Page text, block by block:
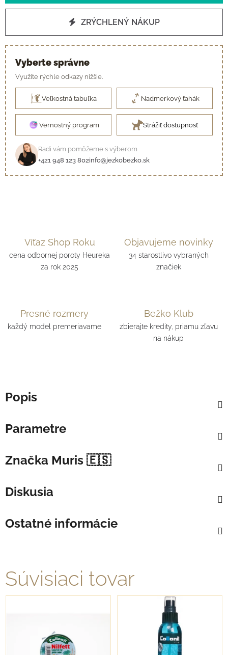
ZRÝCHLENÝ NÁKUP
Vyberte správne
Využite rýchle odkazy nižšie.
Veľkostná tabuľka Nadmerkový ťahák
Vernostný program Strážiť dostupnosť
Radi vám pomôžeme s výberom
+421 948 123 802info@jezkobezko.sk
Víťaz Shop Roku
cena odbornej poroty Heureka
za rok 2025
Objavujeme novinky
34 starostlivo vybraných
značiek
Presné rozmery
každý model premeriavame
Bežko Klub
zbierajte kredity, priamu zľavu
na nákup
Popis
Parametre
Značka Muris 🇪🇸
Diskusia
Ostatné informácie
Súvisiaci tovar